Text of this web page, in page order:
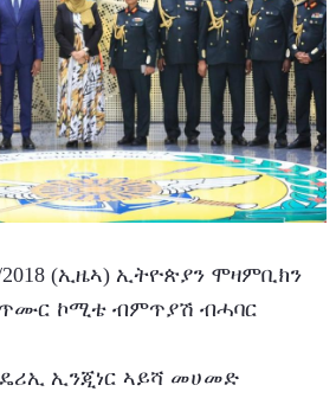
(ኢዜኣ) ኢትዮጵያን ሞዛምቢክን
ኮሚቴ ብምጥያሽ ብሓባር